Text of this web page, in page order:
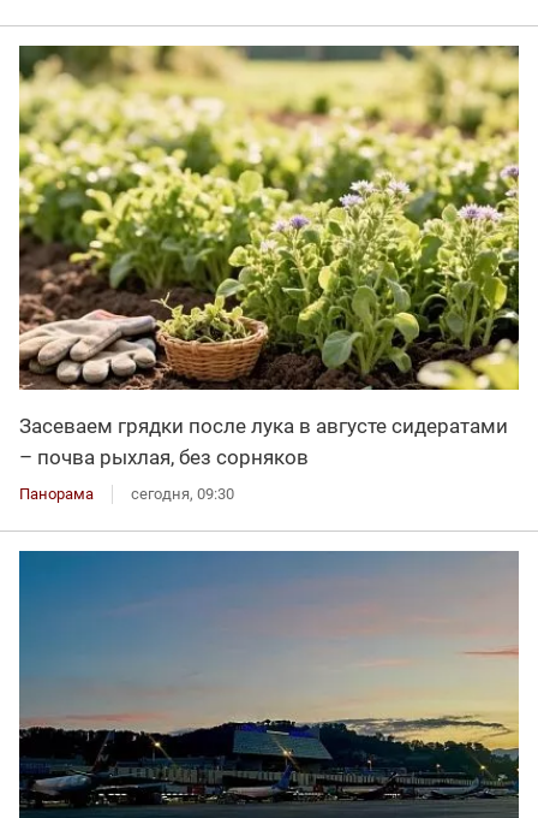
Засеваем грядки после лука в августе сидератами
– почва рыхлая, без сорняков
Панорама сегодня, 09:30